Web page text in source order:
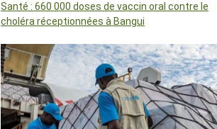
Santé : 660 000 doses de vaccin oral contre le
choléra réceptionnées à Bangui